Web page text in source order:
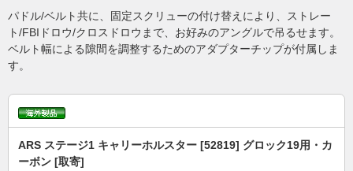
パドル/ベルト共に、固定スクリューの付け替えにより、ストレー
ト/FBIドロウ/クロスドロウまで、お好みのアングルで吊るせます。
ベルト幅による隙間を調整するためのアダプターチップが付属しま
す。
ARS ステージ1 キャリーホルスター [52819] グロック19用・カ
ーボン [取寄]